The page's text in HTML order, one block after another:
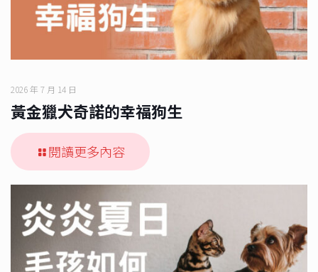
2026 年 7 月 14 日
黃金獵犬奇諾的幸福狗生
閱讀更多內容